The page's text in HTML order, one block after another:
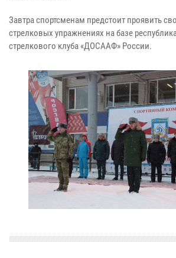
Завтра спортсменам предстоит проявить
стрелковых упражнениях на базе
стрелкового клуба «ДОСААФ» России.